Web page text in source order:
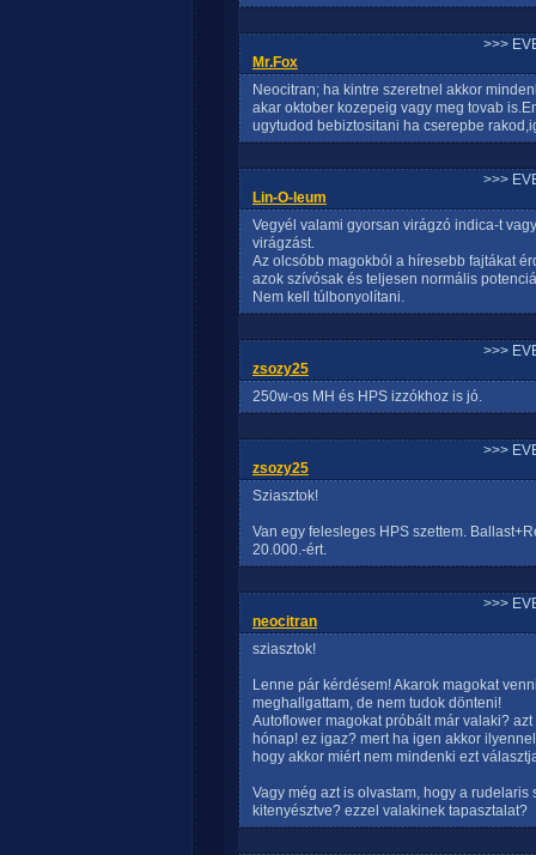
>>>
Mr.Fox
Neocitran; ha kintre szeretnel akkor
akar oktober kozepeig vagy meg tovab
ugytudod bebiztositani ha cserepbe
>>>
Lin-O-leum
Vegyél valami gyorsan virágzó indica-t
virágzást.
Az olcsóbb magokból a híresebb fajtákat
azok szívósak és teljesen normális
Nem kell túlbonyolítani.
>>>
zsozy25
250w-os MH és HPS izzókhoz is jó.
>>>
zsozy25
Sziasztok!
Van egy felesleges HPS szettem.
20.000.-ért.
>>>
neocitran
sziasztok!
Lenne pár kérdésem! Akarok magokat
meghallgattam, de nem tudok dönteni!
Autoflower magokat próbált már valaki?
hónap! ez igaz? mert ha igen akkor
hogy akkor miért nem mindenki ezt
Vagy még azt is olvastam, hogy a
kitenyésztve? ezzel valakinek tapasztalat?